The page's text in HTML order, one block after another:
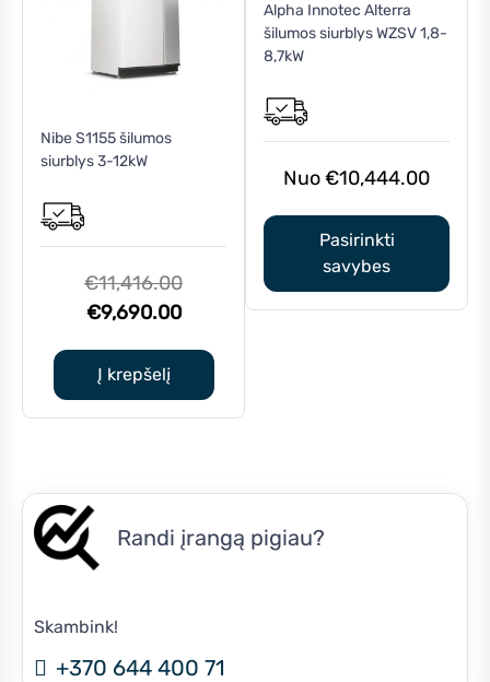
Nibe S1155 šilumos
siurblys 3-12kW
€11,416.00Original
€9,690.00Current
€9,690.00.
Į krepšelį
Alpha Innotec Alterra
šilumos siurblys WZSV 1,8-
8,7kW
€10,444.00
Pasirinkti
savybes
product
has
options
may
on
the
Randi įrangą pigiau?
Skambink!
+370 644 400 71